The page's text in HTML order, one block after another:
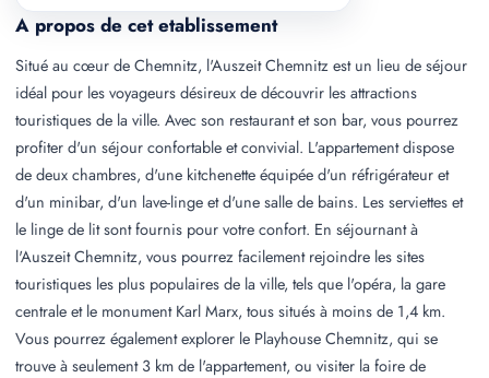
A propos de cet etablissement
Situé au cœur de Chemnitz, l'Auszeit Chemnitz est un lieu de séjour
idéal pour les voyageurs désireux de découvrir les attractions
touristiques de la ville. Avec son restaurant et son bar, vous pourrez
profiter d'un séjour confortable et convivial. L'appartement dispose
de deux chambres, d'une kitchenette équipée d'un réfrigérateur et
d'un minibar, d'un lave-linge et d'une salle de bains. Les serviettes et
le linge de lit sont fournis pour votre confort. En séjournant à
l'Auszeit Chemnitz, vous pourrez facilement rejoindre les sites
touristiques les plus populaires de la ville, tels que l'opéra, la gare
centrale et le monument Karl Marx, tous situés à moins de 1,4 km.
Vous pourrez également explorer le Playhouse Chemnitz, qui se
trouve à seulement 3 km de l'appartement, ou visiter la foire de